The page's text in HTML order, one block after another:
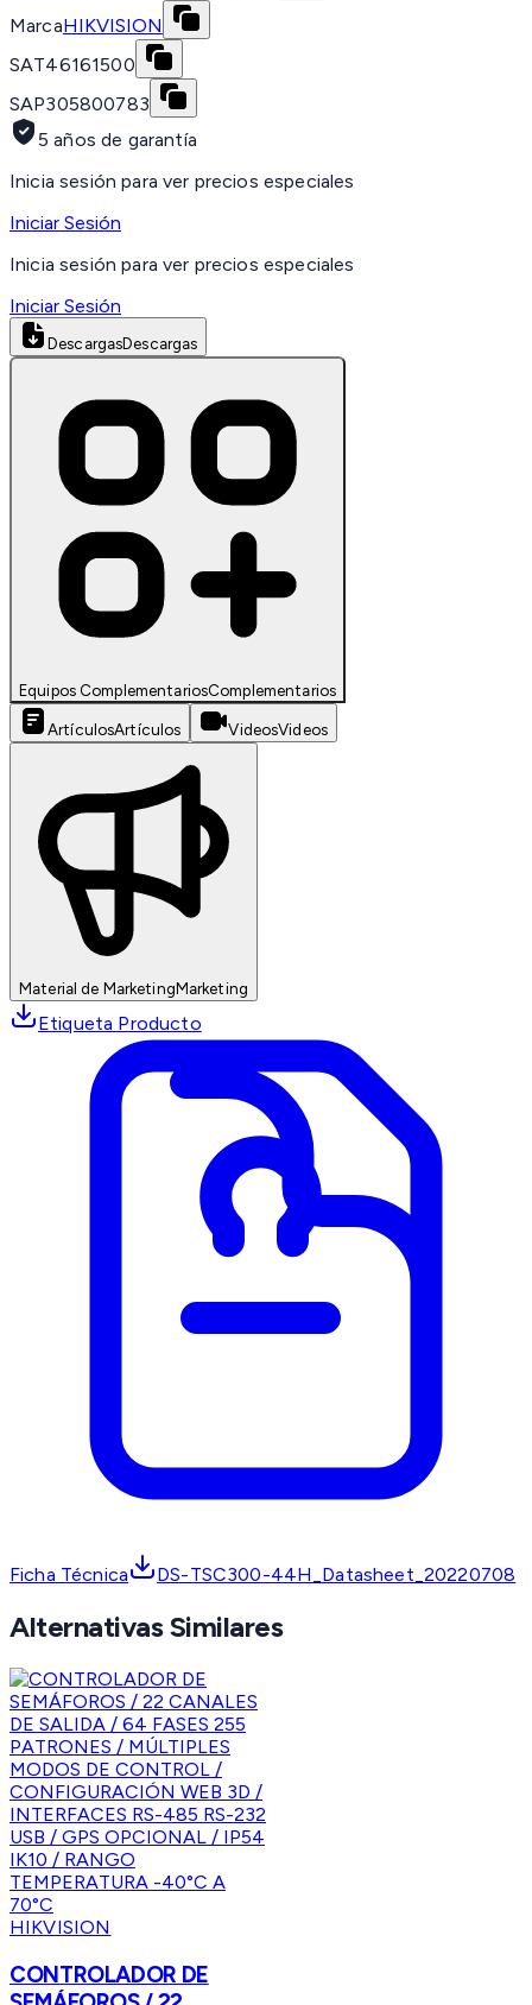
MarcaHIKVISION
SAT46161500
SAP305800783
5 años de garantía
Inicia sesión para ver precios especiales
Iniciar Sesión
Inicia sesión para ver precios especiales
Iniciar Sesión
DescargasDescargas
Equipos ComplementariosComplementarios
ArtículosArtículos VideosVideos
Material de MarketingMarketing
Etiqueta Producto
Ficha Técnica DS-TSC300-44H_Datasheet_20220708
Alternativas Similares
HIKVISION
CONTROLADOR DE